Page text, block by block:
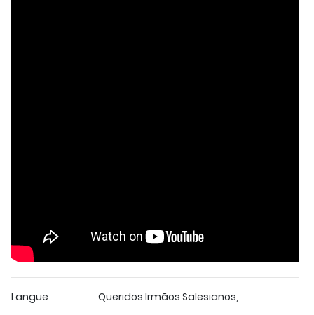
Langue
Queridos Irmãos Salesianos,